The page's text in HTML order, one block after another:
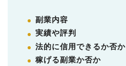
副業内容
実績や評判
法的に信用できるか否か
稼げる副業か否か